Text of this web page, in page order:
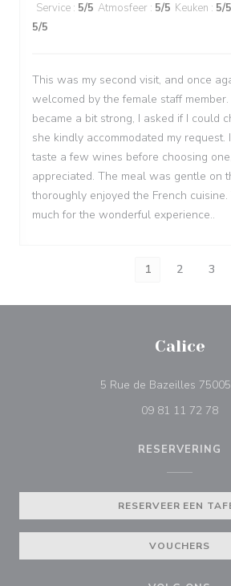
Service : 5/5 Atmosfeer : 5/5 Keuken : 5/5
5/5
This was my second visit, and once
welcomed by the female staff
became a bit strong, I asked if I could
she kindly accommodated my
taste a few wines before choosing
appreciated. The meal was gentle on
thoroughly enjoyed the French
much for the wonderful experience..
1 2 3
Calice
5 Rue de Bazeilles
09 81 11 72 78
RESERVERING
RESERVEER EEN
VOUCHERS